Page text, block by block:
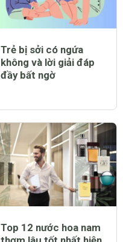
Trẻ bị sởi có ngứa
không và lời giải đáp
đầy bất ngờ